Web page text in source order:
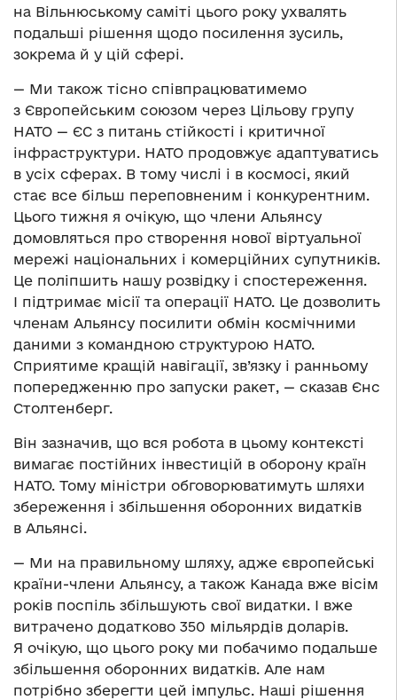
на Вільнюському саміті цього року ухвалять
подальші рішення щодо посилення зусиль,
зокрема й у цій сфері.
— Ми також тісно співпрацюватимемо
з Європейським союзом через Цільову групу
НАТО — ЄС з питань стійкості і критичної
інфраструктури. НАТО продовжує адаптуватись
в усіх сферах. В тому числі і в космосі, який
стає все більш переповненим і конкурентним.
Цього тижня я очікую, що члени Альянсу
домовляться про створення нової віртуальної
мережі національних і комерційних супутників.
Це поліпшить нашу розвідку і спостереження.
І підтримає місії та операції НАТО. Це дозволить
членам Альянсу посилити обмін космічними
даними з командною структурою НАТО.
Сприятиме кращій навігації, зв’язку і ранньому
попередженню про запуски ракет, — сказав Єнс
Столтенберг.
Він зазначив, що вся робота в цьому контексті
вимагає постійних інвестицій в оборону країн
НАТО. Тому міністри обговорюватимуть шляхи
збереження і збільшення оборонних видатків
в Альянсі.
— Ми на правильному шляху, адже європейські
країни-члени Альянсу, а також Канада вже вісім
років поспіль збільшують свої видатки. І вже
витрачено додатково 350 мільярдів доларів.
Я очікую, що цього року ми побачимо подальше
збільшення оборонних видатків. Але нам
потрібно зберегти цей імпульс. Наші рішення